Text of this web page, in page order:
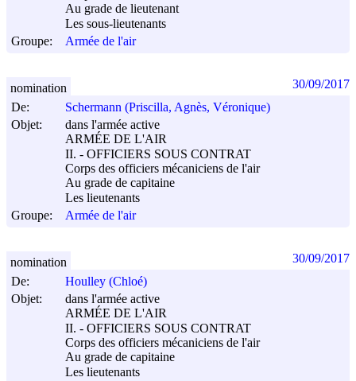
Au grade de lieutenant
Les sous-lieutenants
Groupe:
Armée de l'air
De:
Schermann (Priscilla, Agnès, Véronique)
Objet:
dans l'armée active
ARMÉE DE L'AIR
II. - OFFICIERS SOUS CONTRAT
Corps des officiers mécaniciens de l'air
Au grade de capitaine
Les lieutenants
Groupe:
Armée de l'air
nomination 30/09/2017
De:
Houlley (Chloé)
Objet:
dans l'armée active
ARMÉE DE L'AIR
II. - OFFICIERS SOUS CONTRAT
Corps des officiers mécaniciens de l'air
Au grade de capitaine
Les lieutenants
nomination 30/09/2017